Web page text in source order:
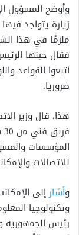
وأوضح المسؤول
زيارة يتواجد
ملزمًا في هذا
فقال حينها
اتبعوا القواعد
ضروريا.
هذا، قال وزير
المؤسسات
للاتصالات
وأشار إلى
وتكنولوجيا
رئيس الجمهورية